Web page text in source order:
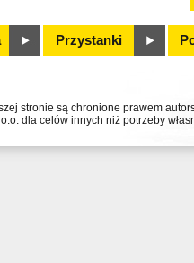
Przystanki
stronie są chronione prawem
dla celów innych niż potrzeby